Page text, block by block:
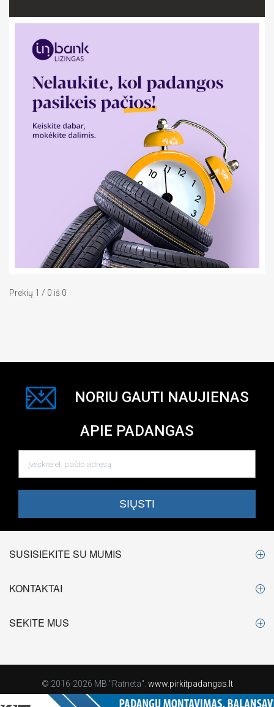
Prekių 1 / 0 iš 0
NORIU GAUTI NAUJIENAS
APIE PADANGAS
SUSISIEKITE SU MUMIS
KONTAKTAI
SEKITE MUS
© 2016-2026 MB "Ratneta". www.pirkitpadangas.lt